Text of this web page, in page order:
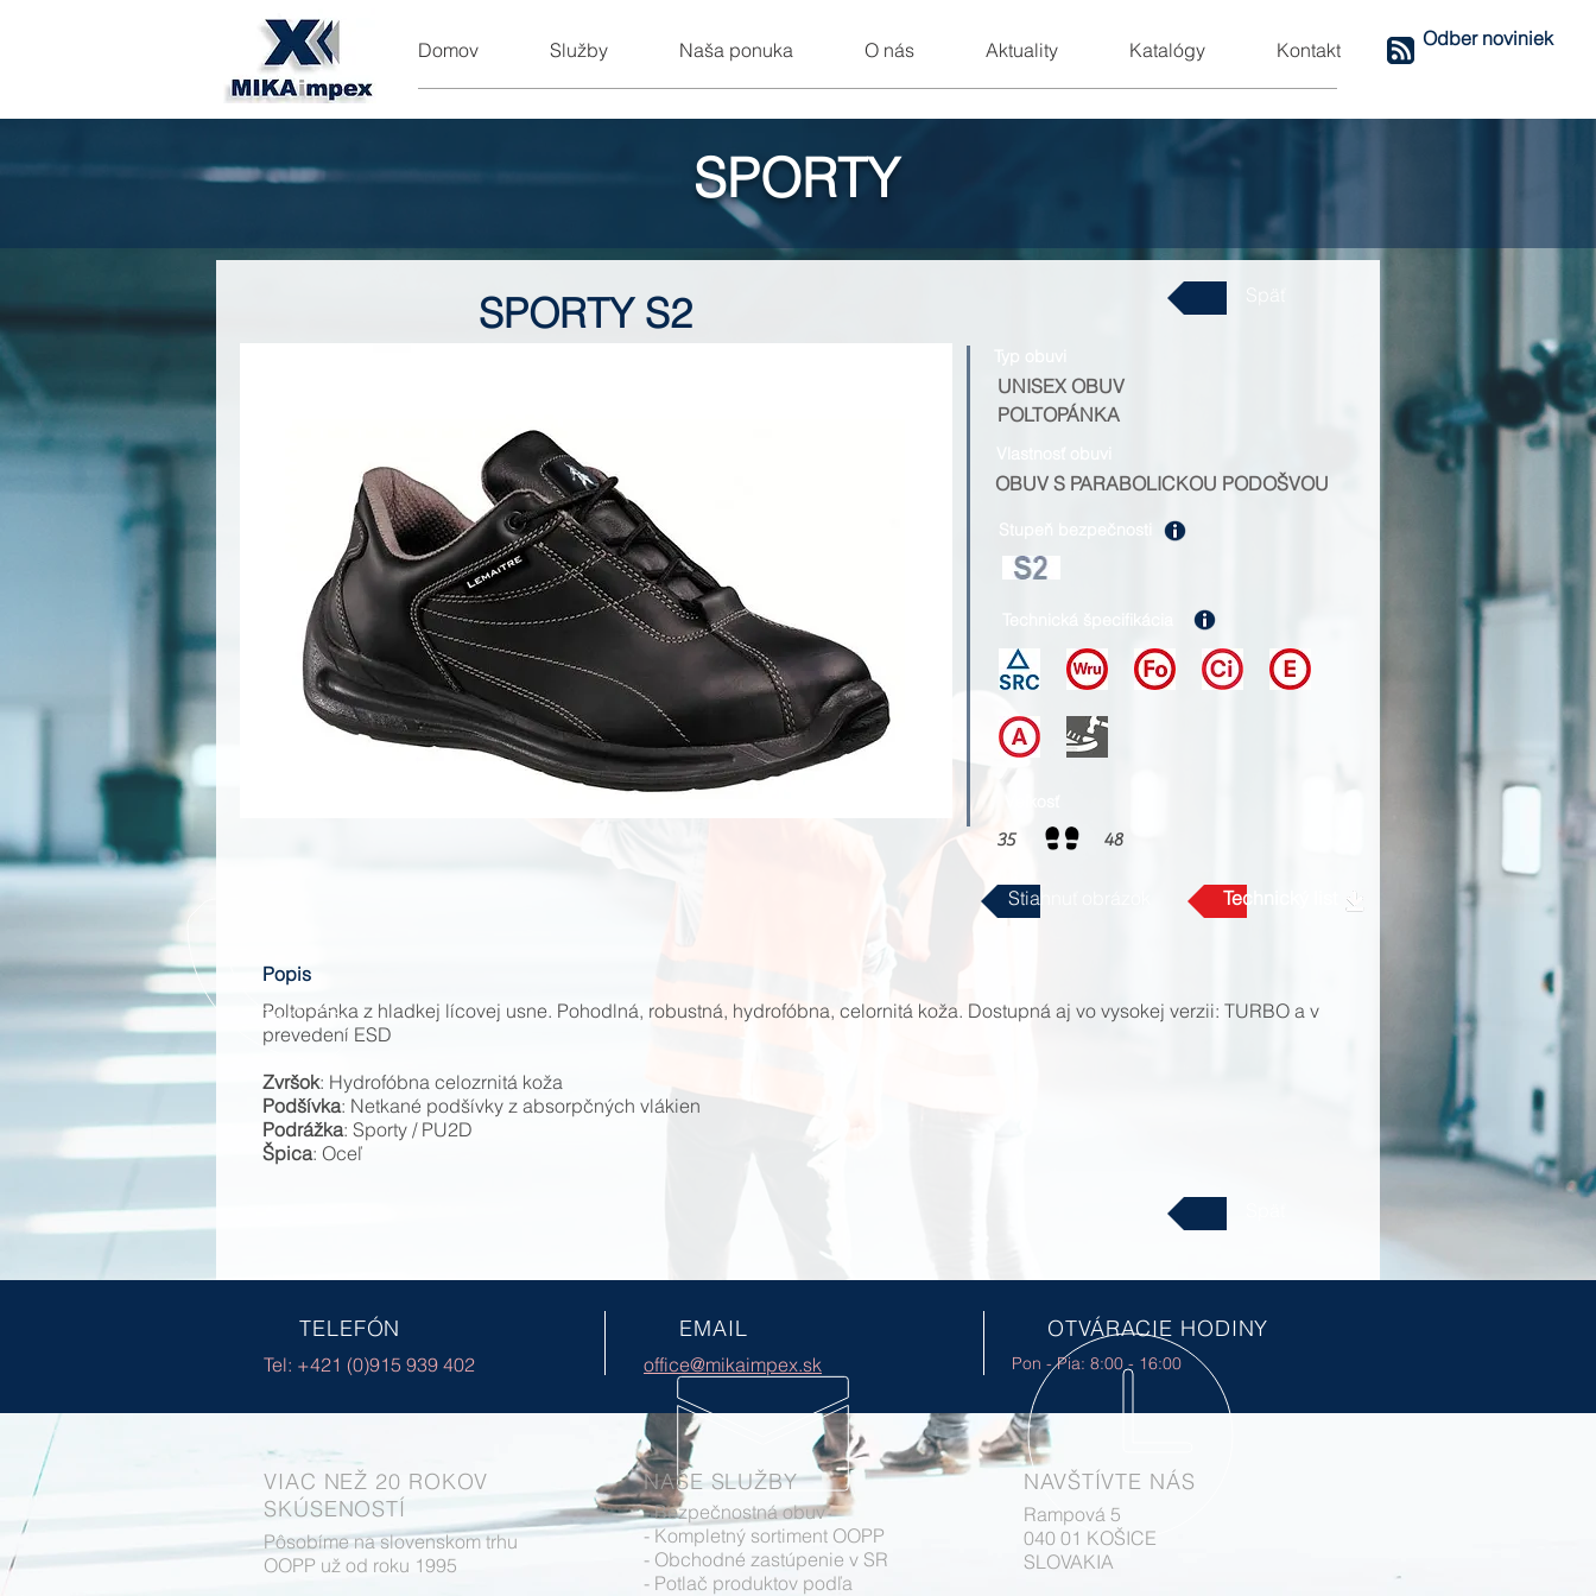
Domov Služby Naša ponuka O nás Aktuality Katalógy Kontakt Odber noviniek
SPORTY
SPORTY S2
UNISEX OBUV
POLTOPÁNKA
OBUV S PARABOLICKOU PODOŠVOU
35
48
Stiahnuť obrázok Technický list
Popis
Poltopánka z hladkej lícovej usne. Pohodlná, robustná, hydrofóbna, celornitá koža. Dostupná aj vo vysokej verzii: TURBO a v
prevedení ESD
Zvršok: Hydrofóbna celozrnitá koža
Podšívka: Netkané podšívky z absorpčných vlákien
Podrážka: Sporty / PU2D
Špica: Oceľ
TELEFÓN
Tel: +421 (0)915 939 402
EMAIL
office@mikaimpex.sk
OTVÁRACIE HODINY
Pon - Pia: 8:00 - 16:00
VIAC NEŽ 20 ROKOV
SKÚSENOSTÍ
Pôsobíme na slovenskom trhu
OOPP už od roku 1995
NAŠE SLUŽBY
- Bezpečnostná obuv
- Kompletný sortiment OOPP
- Obchodné zastúpenie v SR
- Potlač produktov podľa
NAVŠTÍVTE NÁS
Rampová 5
040 01 KOŠICE
SLOVAKIA